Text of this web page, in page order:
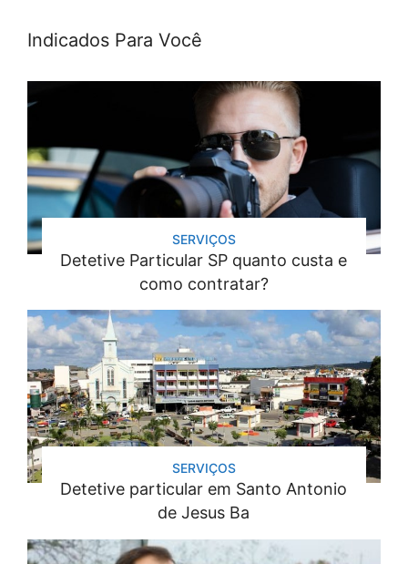
Indicados Para Você
SERVIÇOS
Detetive Particular SP quanto custa e
como contratar?
SERVIÇOS
Detetive particular em Santo Antonio
de Jesus Ba